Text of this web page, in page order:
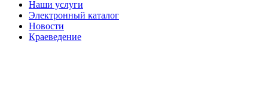
Наши услуги
Электронный каталог
Новости
Краеведение